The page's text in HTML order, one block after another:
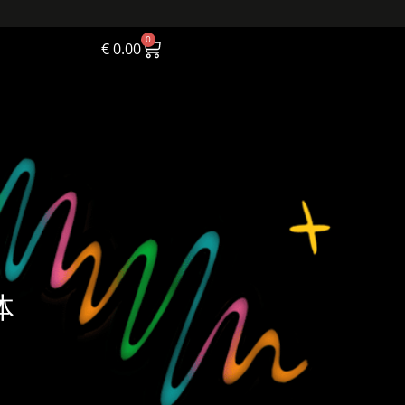
€0.00 0